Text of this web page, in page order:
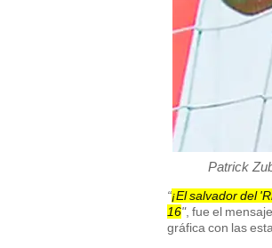
Patrick
“¡El salvador del
16", fue el
gráfica con las